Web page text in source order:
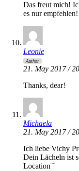
Das freut mich!
es nur
Leonie
Author
21. May 2017 /
Thanks, dear!
Michaela
21. May 2017 /
Ich liebe Vichy
Dein Lächeln ist
Location¨¨